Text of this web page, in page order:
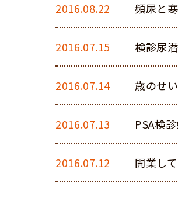
2016.08.22 頻尿と
2016.07.15 検診尿
2016.07.14 歳のせ
2016.07.13 PSA検
2016.07.12 開業し